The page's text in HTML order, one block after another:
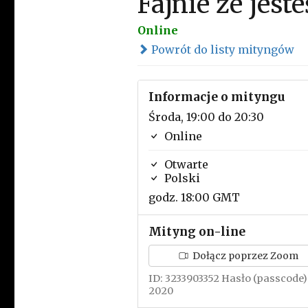
Online
Powrót do listy mityngów
Informacje o mityngu
Środa, 19:00 do 20:30
Online
Otwarte
Polski
godz. 18:00 GMT
Mityng on-line
Dołącz poprzez Zoom
ID: 3233903352 Hasło
2020